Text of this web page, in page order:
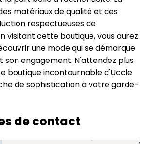
matériaux de qualité et des
respectueuses de
visitant cette boutique, vous aurez
une mode qui se démarque
son engagement. N'attendez plus
boutique incontournable d'Uccle
de sophistication à votre garde-
de contact